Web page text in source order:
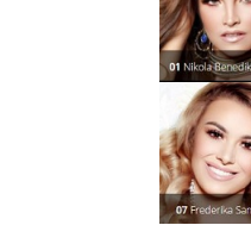
Východný
Západný
Severná Amerika
Aljaška
Kanada a
Západné